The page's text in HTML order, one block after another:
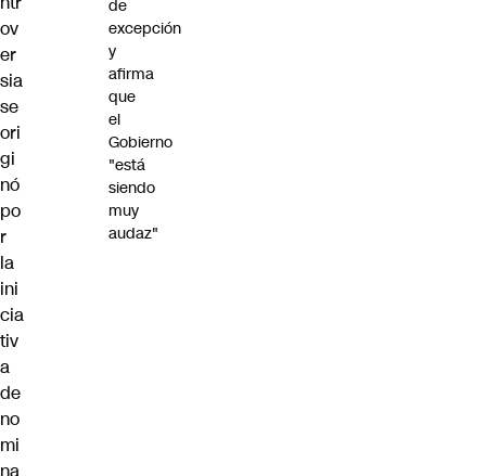
ov
er
sia
se
ori
gi
nó
po
r
la
ini
cia
tiv
a
de
no
mi
na
de
excepción
y
afirma
que
el
Gobierno
"está
siendo
muy
audaz"